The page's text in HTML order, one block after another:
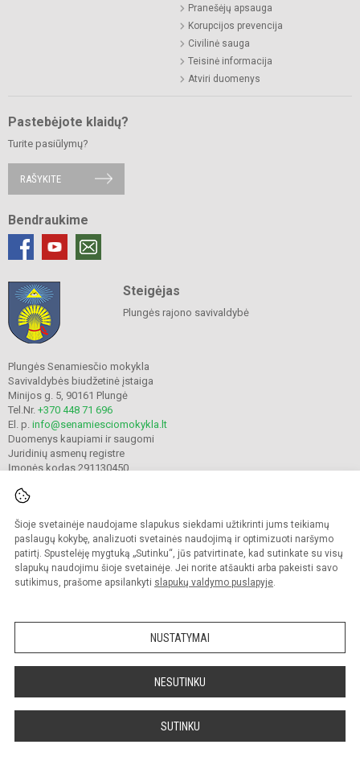
Šioje svetainėje naudojame slapukus siekdami užtikrinti jums teikiamų
paslaugų kokybę, analizuoti svetainės naudojimą ir optimizuoti naršymo
patirtį. Spustelėję mygtuką „Sutinku“, jūs patvirtinate, kad sutinkate su visų
slapukų naudojimu šioje svetainėje. Jei norite atšaukti arba pakeisti savo
sutikimus, prašome apsilankyti slapukų valdymo puslapyje.
NUSTATYMAI
NESUTINKU
SUTINKU
Pranešėjų apsauga
Korupcijos prevencija
Civilinė sauga
Teisinė informacija
Atviri duomenys
Pastebėjote klaidų?
Turite pasiūlymų?
RAŠYKITE
Bendraukime
Steigėjas
Plungės rajono savivaldybė
Plungės Senamiesčio mokykla
Savivaldybės biudžetinė įstaiga
Minijos g. 5, 90161 Plungė
Tel.Nr. +370 448 71 696
El. p. info@senamiesciomokykla.lt
Duomenys kaupiami ir saugomi
Juridinių asmenų registre
Įmonės kodas 291130450
© 2022. Plungės Senamiesčio mokykla. Visos teisės saugomos.
Kopijuoti turinį be raštiško gimnazijos sutikimo griežtai draudžiama.
Prieinamumo paraiška Slapukų valdymas
Sumanus būdas atnaujinti